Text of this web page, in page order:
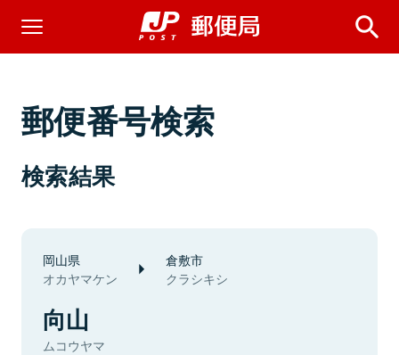
郵便番号検索
検索結果
岡山県
オカヤマケン
倉敷市
クラシキシ
向山
ムコウヤマ